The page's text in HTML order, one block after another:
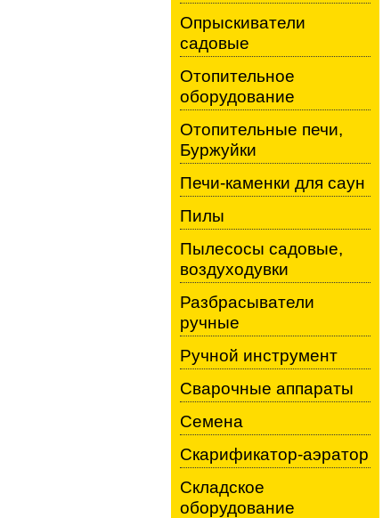
Опрыскиватели
садовые
Отопительное
оборудование
Отопительные печи,
Буржуйки
Печи-каменки для саун
Пилы
Пылесосы садовые,
воздуходувки
Разбрасыватели
ручные
Ручной инструмент
Сварочные аппараты
Семена
Скарификатор-аэратор
Складское
оборудование